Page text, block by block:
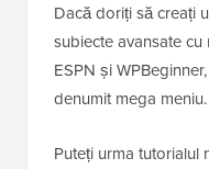
Dacă doriți să creați
subiecte avansate
ESPN și
denumit mega meniu.
Puteți urma